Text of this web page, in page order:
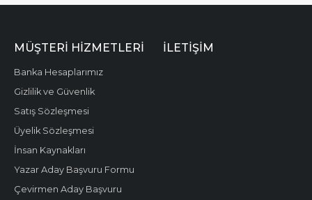
MÜŞTERI HIZMETLERI
Banka Hesaplarımız
Gizlilik ve Güvenlik
Satış Sözleşmesi
Üyelik Sözleşmesi
İnsan Kaynakları
Yazar Aday Başvuru Formu
Çevirmen Aday Başvuru
İLETIŞIM